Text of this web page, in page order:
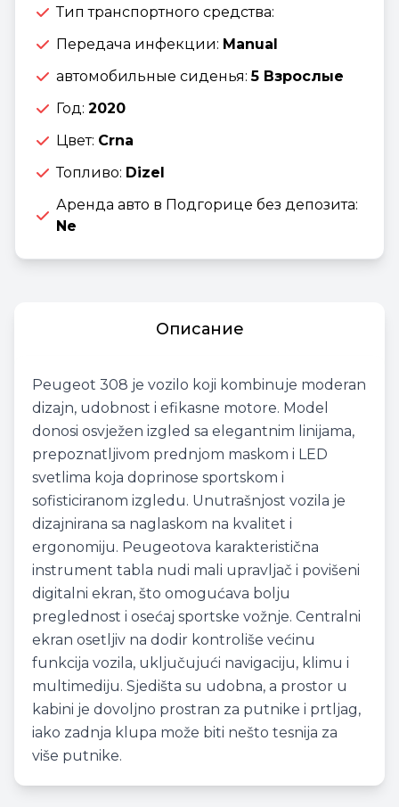
Тип транспортного средства:
Передача инфекции: Manual
автомобильные сиденья:5 Взрослые
Год: 2020
Цвет: Crna
Топливо: Dizel
Аренда авто в Подгорице без депозита:
Ne
Описание
Peugeot 308 je vozilo koji kombinuje moderan
dizajn, udobnost i efikasne motore. Model
donosi osvježen izgled sa elegantnim linijama,
prepoznatljivom prednjom maskom i LED
svetlima koja doprinose sportskom i
sofisticiranom izgledu. Unutrašnjost vozila je
dizajnirana sa naglaskom na kvalitet i
ergonomiju. Peugeotova karakteristična
instrument tabla nudi mali upravljač i povišeni
digitalni ekran, što omogućava bolju
preglednost i osećaj sportske vožnje. Centralni
ekran osetljiv na dodir kontroliše većinu
funkcija vozila, uključujući navigaciju, klimu i
multimediju. Sjedišta su udobna, a prostor u
kabini je dovoljno prostran za putnike i prtljag,
iako zadnja klupa može biti nešto tesnija za
više putnike.